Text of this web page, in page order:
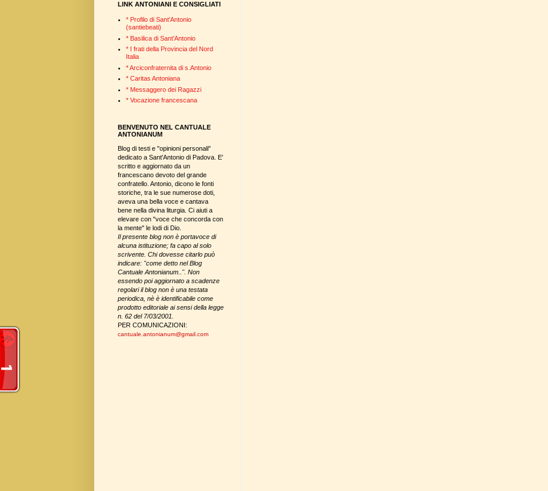
LINK ANTONIANI E CONSIGLIATI
* Profilo di Sant'Antonio
(santiebeati)
* Basilica di Sant'Antonio
* I frati della Provincia del Nord
Italia
* Arciconfraternita di s.Antonio
* Caritas Antoniana
* Messaggero dei Ragazzi
* Vocazione francescana
BENVENUTO NEL CANTUALE
ANTONIANUM
Blog di testi e "opinioni personali"
dedicato a Sant'Antonio di Padova. E'
scritto e aggiornato da un
francescano devoto del grande
confratello. Antonio, dicono le fonti
storiche, tra le sue numerose doti,
aveva una bella voce e cantava
bene nella divina liturgia. Ci aiuti a
elevare con "voce che concorda con
la mente" le lodi di Dio.
Il presente blog non è portavoce di
alcuna istituzione; fa capo al solo
scrivente. Chi dovesse citarlo può
indicare: "come detto nel Blog
Cantuale Antonianum..". Non
essendo poi aggiornato a scadenze
regolari il blog non è una testata
periodica, nè è identificabile come
prodotto editoriale ai sensi della legge
n. 62 del 7/03/2001
PER COMUNICAZIONI:
cantuale.antonianum@gmail.com